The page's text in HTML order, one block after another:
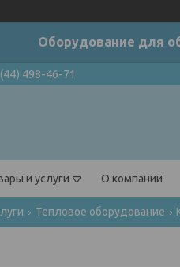
Оборудование для
498-46-71
и услуги О компании
Тепловое оборудование